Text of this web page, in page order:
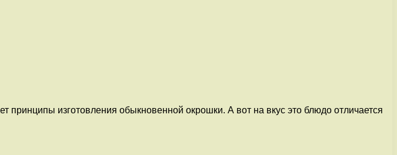
изготовления обыкновенной окрошки. А вот на вкус это блюдо отличается